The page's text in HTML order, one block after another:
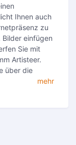
Ihnen auch
zu
einfügen
Sie mit
Artisteer.
über die
mehr